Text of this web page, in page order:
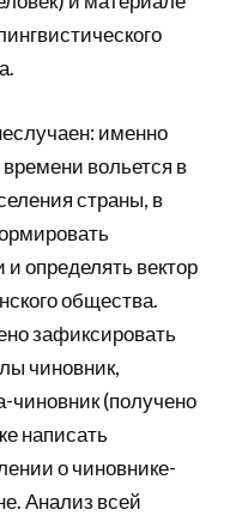
именно
вольется в
страны, в
определять вектор
общества.
зафиксировать
чиновник,
(получено
написать
о чиновнике-
Анализ всей